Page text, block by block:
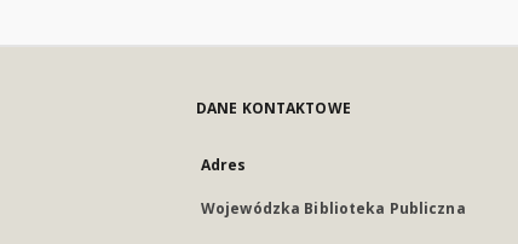
DANE KONTAKTOWE
Adres
Wojewódzka Biblioteka Publiczna